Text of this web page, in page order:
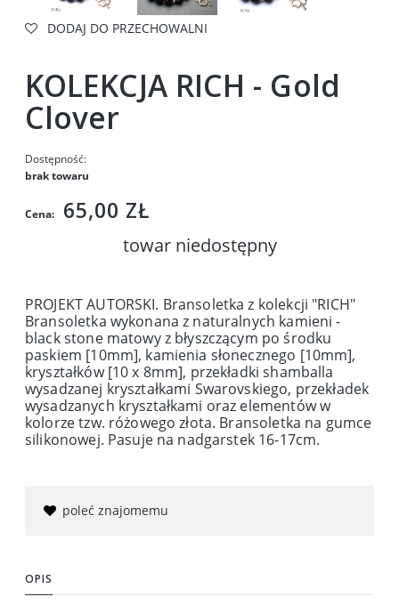
DODAJ DO PRZECHOWALNI
KOLEKCJA RICH - Gold
Clover
Dostępność:
brak towaru
Cena: 65,00 ZŁ
towar niedostępny
PROJEKT AUTORSKI. Bransoletka z kolekcji "RICH"
Bransoletka wykonana z naturalnych kamieni -
black stone matowy z błyszczącym po środku
paskiem [10mm], kamienia słonecznego [10mm],
kryształków [10 x 8mm], przekładki shamballa
wysadzanej kryształkami Swarovskiego, przekładek
wysadzanych kryształkami oraz elementów w
kolorze tzw. różowego złota. Bransoletka na gumce
silikonowej. Pasuje na nadgarstek 16-17cm.
poleć znajomemu
OPIS